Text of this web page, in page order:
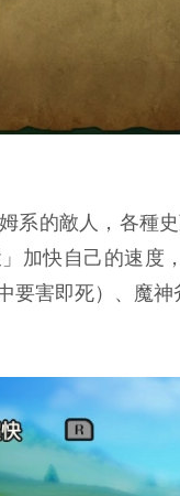
系的敵人，各種
加快自己的速度
要害即死）、魔